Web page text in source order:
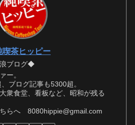
喫茶ヒッピー
ブログ◆
ー。
ブログ記事も5300超。
衆食堂、看板など、昭和が残る
らへ 8080hippie@gmail.com